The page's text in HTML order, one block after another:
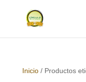
Inicio/ Productos